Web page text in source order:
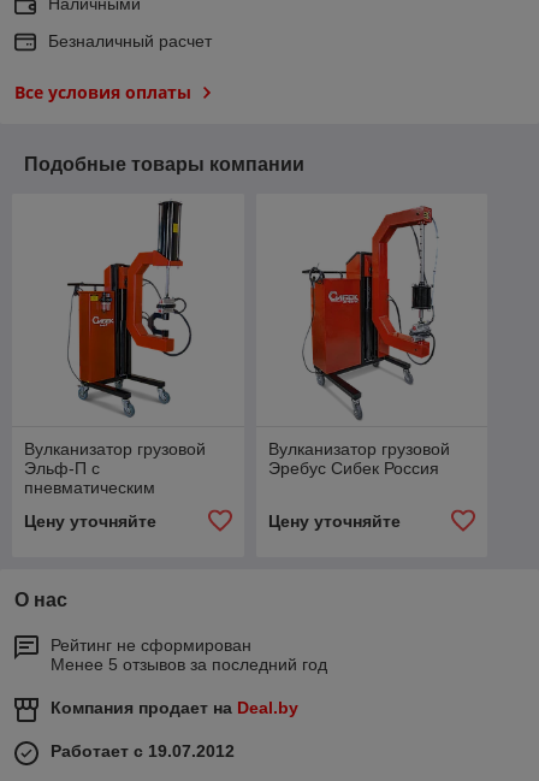
Безналичный расчет
Все условия оплаты
Подобные товары компании
Вулканизатор грузовой
Эльф-П с
пневматическим
приводом Сибек Россия
Цену уточняйте
Вулканизатор грузовой
Эребус Сибек Россия
Цену уточняйте
О нас
Рейтинг не сформирован
Менее 5 отзывов за последний год
Компания продает на Deal.by
Работает с 19.07.2012